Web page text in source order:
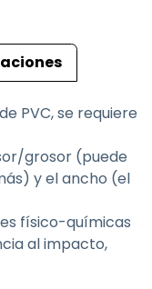
PVC, se requiere
grosor (puede
y el ancho (el
físico-químicas
al impacto,